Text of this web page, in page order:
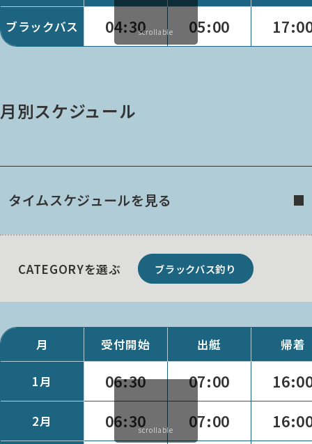
ブラックバス 04:30 05:00
scrollable
月別スケジュール
タイムスケジュールを見る
CATEGORYを選ぶ ブラックバス釣り
月 受付開始 出艇 帰着
1月 06:30 07:00
2月 06:30 07:00
scrollable